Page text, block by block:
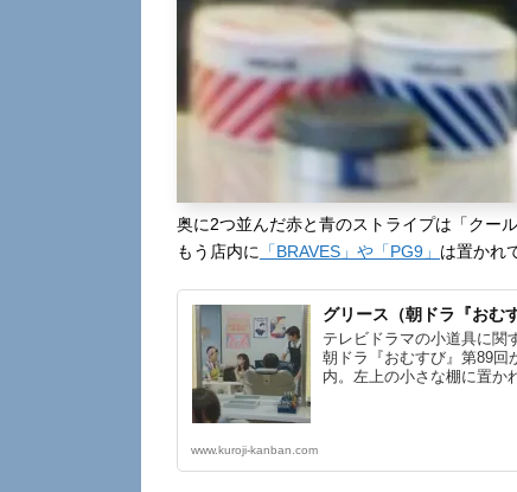
奥に2つ並んだ赤と青のストライプは「クー
もう店内に 「BRAVES」や「PG9」 は置かれ
グリース（朝ドラ『おむ
テレビドラマの小道具に関
朝ドラ『おむすび』第89回
内。左上の小さな棚に置か
www.kuroji-kanban.com